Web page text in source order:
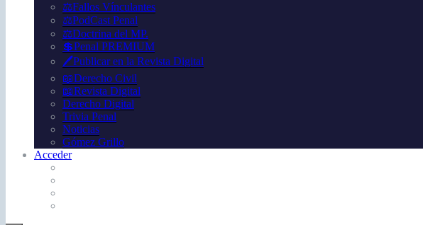
⚖️Fallos Vínculantes
⚖️PodCast Penal
⚖️Doctrina del MP.
💲Penal PREMIUM
🖊️Publicar en la Revista Digital
📖Derecho Civil
📖Revista Digital
Derecho Digital
Trivia Penal
Noticias
Gómez Grillo
Acceder